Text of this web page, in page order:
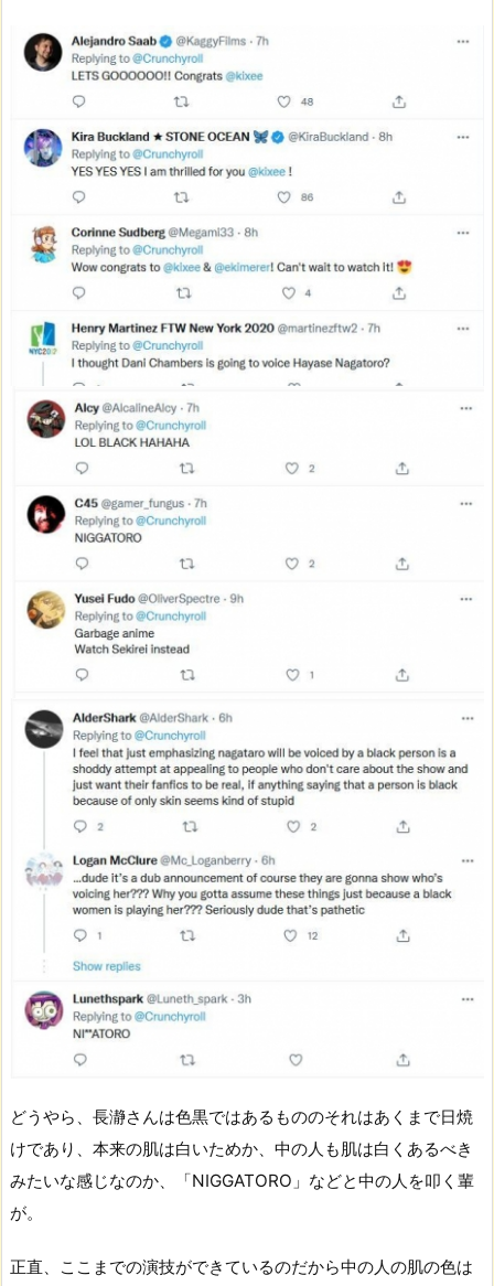
どうやら、長瀞さんは色黒ではあるもののそれはあくまで日焼
けであり、本来の肌は白いためか、中の人も肌は白くあるべき
みたいな感じなのか、「NIGGATORO」などと中の人を叩く輩
が。
正直、ここまでの演技ができているのだから中の人の肌の色は